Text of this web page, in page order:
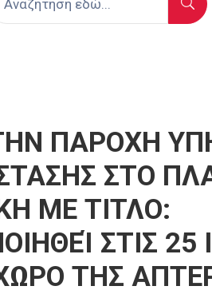
ΠΑΡΟΧΗ
ΣΤΟ
ΜΕ ΤΙΤΛΟ:
ΣΤΙΣ 25
ΤΗΣ